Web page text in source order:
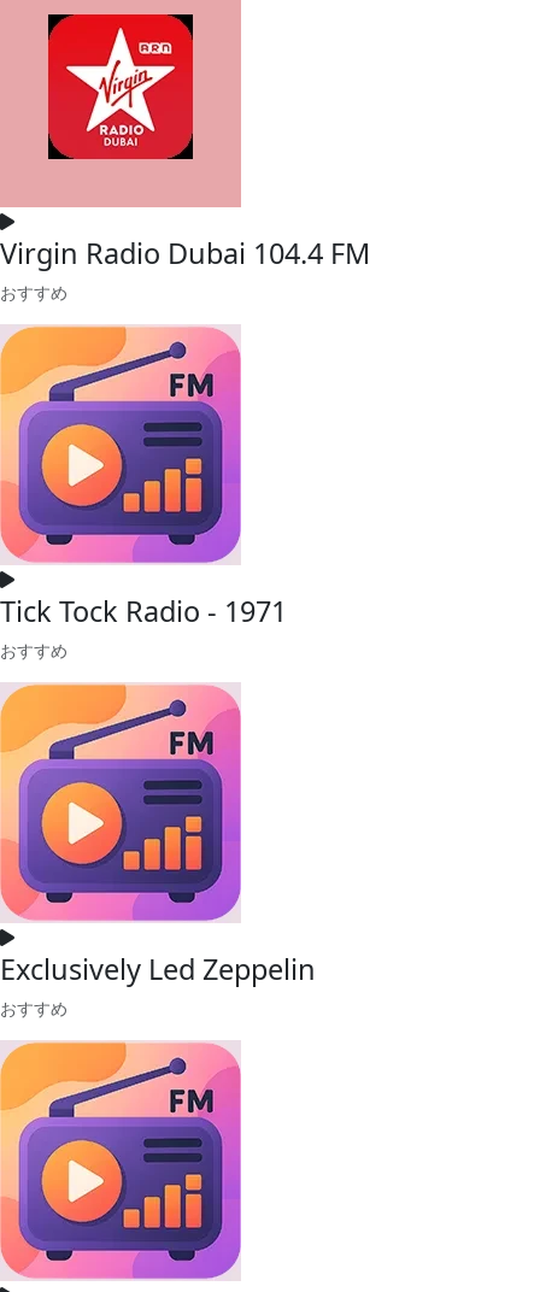
Virgin Radio Dubai 104.4 FM
おすすめ
Tick Tock Radio - 1971
おすすめ
Exclusively Led Zeppelin
おすすめ